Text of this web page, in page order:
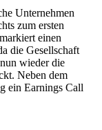
Unternehmen
zum ersten
einen
die Gesellschaft
wieder die
Neben dem
ein Earnings Call